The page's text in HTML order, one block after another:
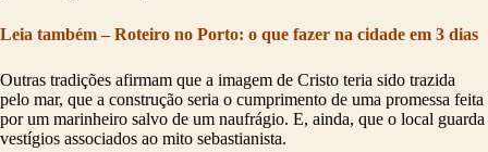
Leia também – Roteiro no Porto: o que fazer na cidade em 3 dias
Outras tradições afirmam que a imagem de Cristo teria sido trazida
pelo mar, que a construção seria o cumprimento de uma promessa feita
por um marinheiro salvo de um naufrágio. E, ainda, que o local guarda
vestígios associados ao mito sebastianista.